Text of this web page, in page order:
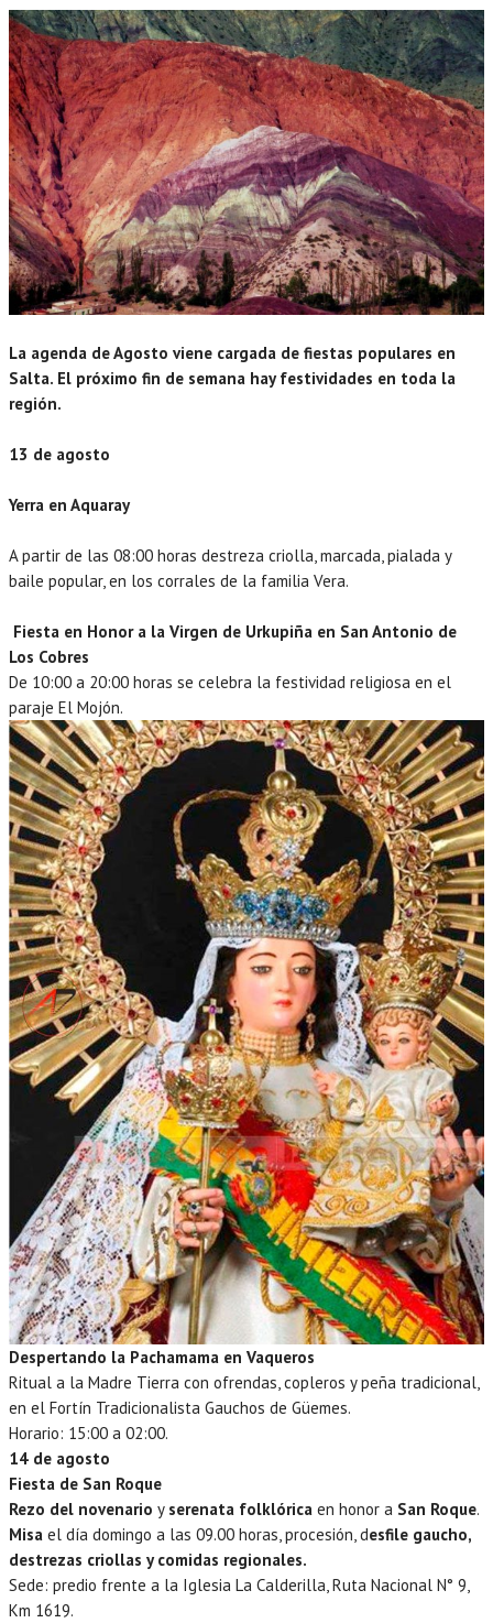
La agenda de Agosto viene cargada de fiestas populares en
Salta. El próximo fin de semana hay festividades en toda la
región.
13 de agosto
Yerra en Aquaray
A partir de las 08:00 horas destreza criolla, marcada, pialada y
baile popular, en los corrales de la familia Vera.
Fiesta en Honor a la Virgen de Urkupiña en San Antonio de
Los Cobres
De 10:00 a 20:00 horas se celebra la festividad religiosa en el
paraje El Mojón.
Despertando la Pachamama en Vaqueros
Ritual a la Madre Tierra con ofrendas, copleros y peña tradicional,
en el Fortín Tradicionalista Gauchos de Güemes.
Horario: 15:00 a 02:00.
14 de agosto
Fiesta de San Roque
Rezo del novenario y serenata folklórica en honor a San Roque.
Misa el día domingo a las 09.00 horas, procesión, desfile gaucho,
destrezas criollas y comidas regionales.
Sede: predio frente a la Iglesia La Calderilla, Ruta Nacional N° 9,
Km 1619.